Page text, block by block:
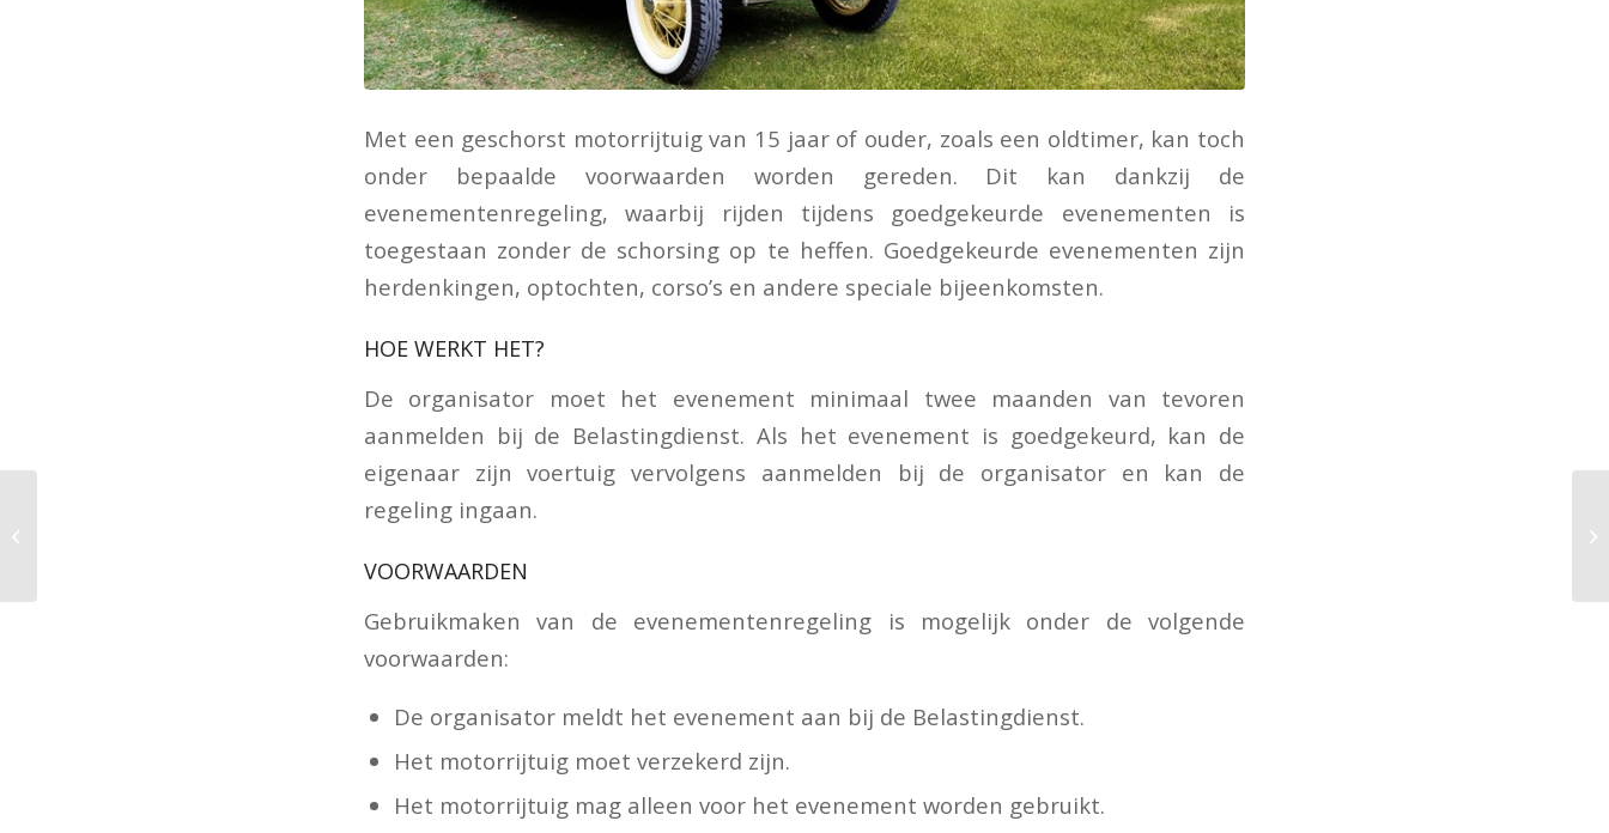
Met een geschorst motorrijtuig van 15 jaar of ouder, zoals een oldtimer, kan toch
onder bepaalde voorwaarden worden gereden. Dit kan dankzij de
evenementenregeling, waarbij rijden tijdens goedgekeurde evenementen is
toegestaan zonder de schorsing op te heffen. Goedgekeurde evenementen zijn
herdenkingen, optochten, corso’s en andere speciale bijeenkomsten.
HOE WERKT HET?
De organisator moet het evenement minimaal twee maanden van tevoren
aanmelden bij de Belastingdienst. Als het evenement is goedgekeurd, kan de
eigenaar zijn voertuig vervolgens aanmelden bij de organisator en kan de
regeling ingaan.
VOORWAARDEN
Gebruikmaken van de evenementenregeling is mogelijk onder de volgende
voorwaarden:
De organisator meldt het evenement aan bij de Belastingdienst.
Het motorrijtuig moet verzekerd zijn.
Het motorrijtuig mag alleen voor het evenement worden gebruikt.